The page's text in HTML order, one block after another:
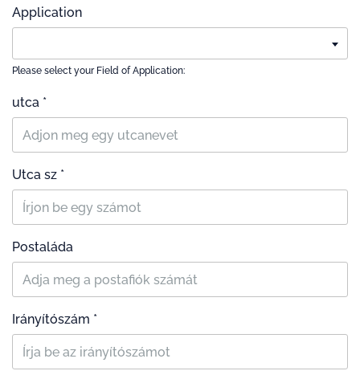
Application
Please select your Field of Application:
utca *
Utca sz *
Postaláda
Irányítószám *